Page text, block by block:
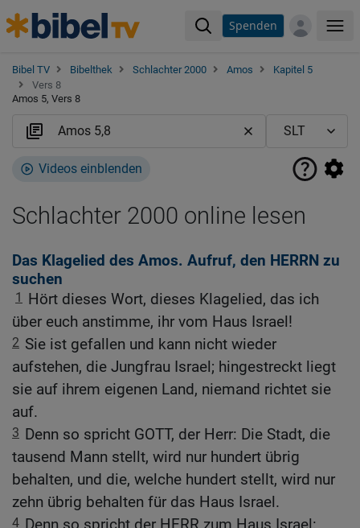
Spenden
Bibel TV Bibelthek Schlachter 2000 Amos
Kapitel 5
Vers 8
Amos 5, Vers 8
Videos einblenden
Schlachter 2000 online lesen
Das Klagelied des Amos. Aufruf, den HERRN zu
suchen
1
Hört dieses Wort, dieses Klagelied, das ich
über euch anstimme, ihr vom Haus Israel!
2 Sie ist gefallen und kann nicht wieder
aufstehen, die Jungfrau Israel; hingestreckt liegt
sie auf ihrem eigenen Land, niemand richtet sie
auf.
3 Denn so spricht GOTT, der Herr: Die Stadt, die
tausend Mann stellt, wird nur hundert übrig
behalten, und die, welche hundert stellt, wird nur
zehn übrig behalten für das Haus Israel.
4